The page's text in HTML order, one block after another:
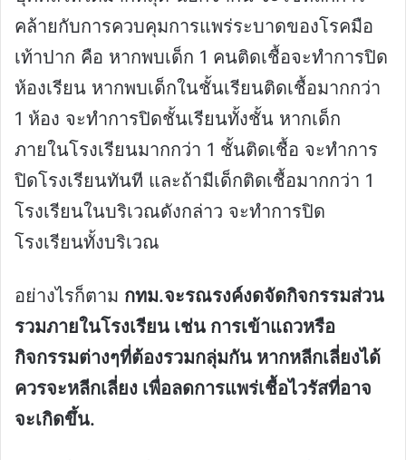
คล้ายกับการควบคุมการแพร่ระบาดของโรคมือ
เท้าปาก คือ หากพบเด็ก 1 คนติดเชื้อจะทำการปิด
ห้องเรียน หากพบเด็กในชั้นเรียนติดเชื้อมากกว่า
1 ห้อง จะทำการปิดชั้นเรียนทั้งชั้น หากเด็ก
ภายในโรงเรียนมากกว่า 1 ชั้นติดเชื้อ จะทำการ
ปิดโรงเรียนทันที และถ้ามีเด็กติดเชื้อมากกว่า 1
โรงเรียนในบริเวณดังกล่าว จะทำการปิด
โรงเรียนทั้งบริเวณ
อย่างไรก็ตาม กทม.จะรณรงค์งดจัดกิจกรรมส่วน
รวมภายในโรงเรียน เช่น การเข้าแถวหรือ
กิจกรรมต่างๆที่ต้องรวมกลุ่มกัน หากหลีกเลี่ยงได้
ควรจะหลีกเลี่ยง เพื่อลดการแพร่เชื้อไวรัสที่อาจ
จะเกิดขึ้น.